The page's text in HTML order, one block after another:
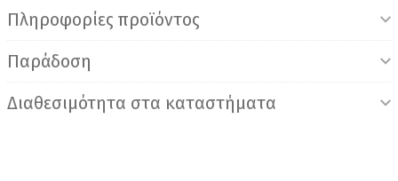
Πληροφορίες προϊόντος
Παράδοση
Διαθεσιμότητα στα καταστήματα